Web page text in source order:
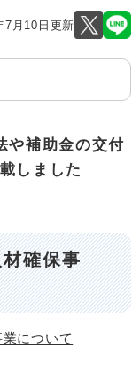
7月10日更新
補助金の交付
しました
確保事
について